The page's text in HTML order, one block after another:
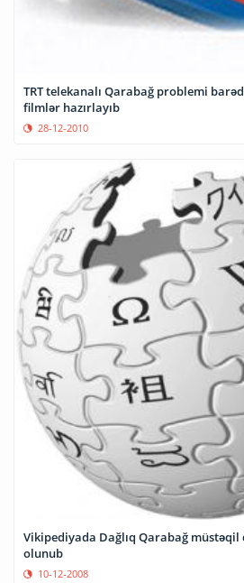
TRT telekanalı Qarabağ problemi
filmlər hazırlayıb
28-12-2010
Vikipediyada Dağlıq Qarabağ
olunub
10-12-2008